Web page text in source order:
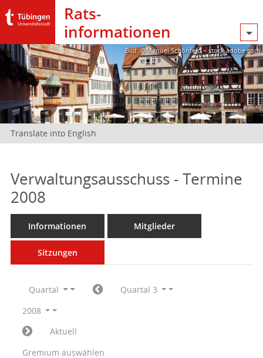
Rats­
informationen
Bild: @Manuel Schönfeld – stock.adobe.com
Translate into English
Verwaltungsausschuss - Termine
2008
Informationen Mitglieder
Sitzungen
Quartal
Quartal 3
2008
Aktuell
Gremium auswählen